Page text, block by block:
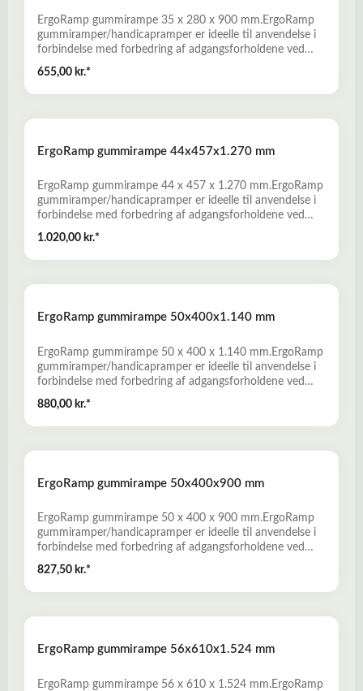
ErgoRamp gummirampe 35 x 280 x 900 mm.ErgoRamp
gummiramper/handicapramper er ideelle til anvendelse i
forbindelse med forbedring af adgangsforholdene ved
erhvervslivet. - Fremstillet af miljørigtig genbrugsgummi
fra udtjente bildæk- Slidstærke, skridsikre og
specialværktøj- Bredt produktprogram, som omfatter
om Gummiramper
655,00 kr.*
ErgoRamp gummirampe 44x457x1.270 mm
ErgoRamp gummirampe 44 x 457 x 1.270 mm.ErgoRamp
gummiramper/handicapramper er ideelle til anvendelse i
forbindelse med forbedring af adgangsforholdene ved
private boliger, butikker, offentlige bygninger og i
erhvervslivet. - Fremstillet af miljørigtig genbrugsgummi
fra udtjente bildæk- Slidstærke, skridsikre og
om Gummiramper
1.020,00 kr.*
ErgoRamp gummirampe 50x400x1.140 mm
ErgoRamp gummirampe 50 x 400 x 1.140 mm.ErgoRamp
gummiramper/handicapramper er ideelle til anvendelse i
forbindelse med forbedring af adgangsforholdene ved
erhvervslivet. - Fremstillet af miljørigtig genbrugsgummi
fra udtjente bildæk- Slidstærke, skridsikre og
specialværktøj- Bredt produktprogram, som omfatter
om Gummiramper
880,00 kr.*
ErgoRamp gummirampe 50x400x900 mm
ErgoRamp gummirampe 50 x 400 x 900 mm.ErgoRamp
gummiramper/handicapramper er ideelle til anvendelse i
forbindelse med forbedring af adgangsforholdene ved
private boliger, butikker, offentlige bygninger og i
erhvervslivet. - Fremstillet af miljørigtig genbrugsgummi
fra udtjente bildæk- Slidstærke, skridsikre og
om Gummiramper
827,50 kr.*
ErgoRamp gummirampe 56x610x1.524 mm
ErgoRamp gummirampe 56 x 610 x 1.524 mm.ErgoRamp